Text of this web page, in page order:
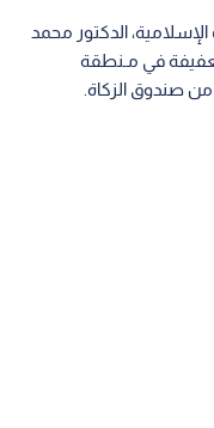
الدكتور محمد
في مـنطقة
من صندوق الزكاة.